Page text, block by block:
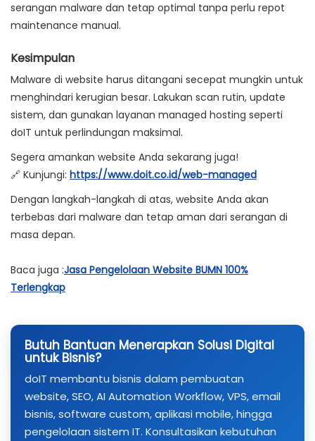
serangan malware dan tetap optimal tanpa perlu repot
maintenance manual.
Kesimpulan
Malware di website harus ditangani secepat mungkin untuk
menghindari kerugian besar. Lakukan scan rutin, update
sistem, dan gunakan layanan managed hosting seperti
doIT untuk perlindungan maksimal.
Segera amankan website Anda sekarang juga!
🔗 Kunjungi: https://www.doit.co.id/web-managed
Dengan langkah-langkah di atas, website Anda akan
terbebas dari malware dan tetap aman dari serangan di
masa depan.
Baca juga :Jasa Pengelolaan Website BUMN 100%
Terlengkap
Butuh Bantuan Menerapkan Solusi Digital
untuk Bisnis?
doIT membantu bisnis dalam pembuatan
website, SEO, AI Automation Workflow, VPS, email
bisnis, software custom, aplikasi mobile, hingga
pengelolaan sistem IT. Konsultasikan kebutuhan